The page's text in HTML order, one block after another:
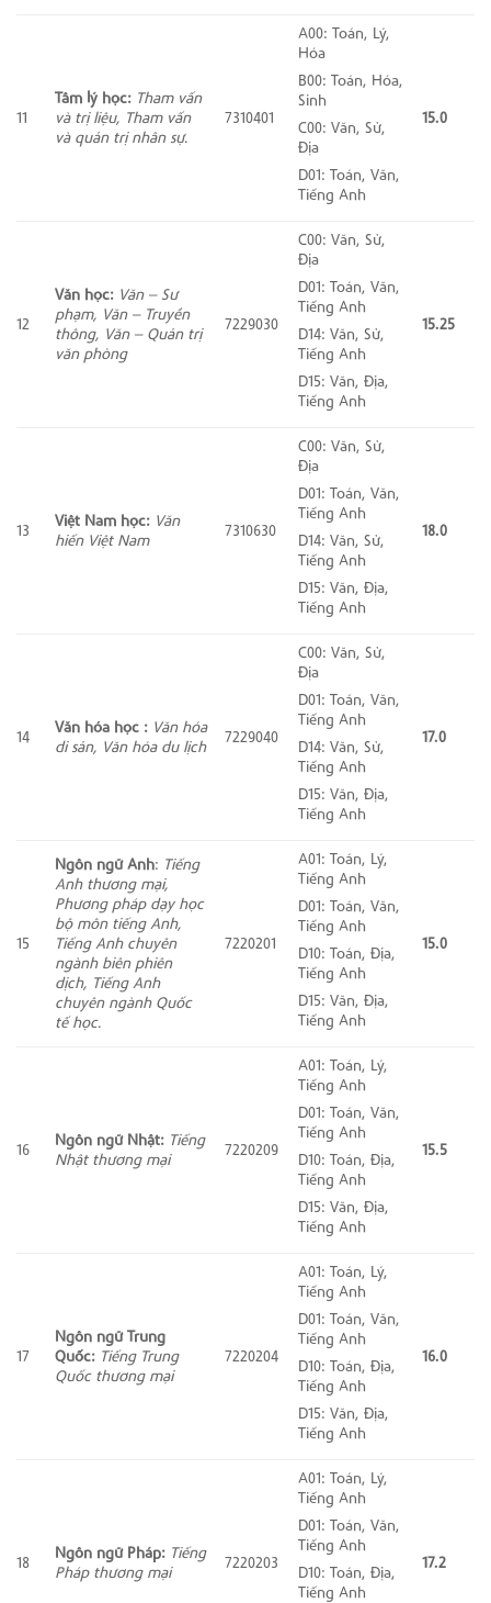
11
Tâm lý học: Tham vấn
và trị liệu, Tham vấn
và quản trị nhân sự.
7310401
A00: Toán, Lý,
Hóa
B00: Toán, Hóa,
Sinh
C00: Văn, Sử,
Địa
D01: Toán, Văn,
Tiếng Anh
15.0
12
Văn học: Văn – Sư
phạm, Văn – Truyền
thông, Văn – Quản trị
văn phòng
7229030
C00: Văn, Sử,
Địa
D01: Toán, Văn,
Tiếng Anh
D14: Văn, Sử,
Tiếng Anh
D15: Văn, Địa,
Tiếng Anh
15.25
13 Việt Nam học: Văn
hiến Việt Nam
7310630
C00: Văn, Sử,
Địa
D01: Toán, Văn,
Tiếng Anh
D14: Văn, Sử,
Tiếng Anh
D15: Văn, Địa,
Tiếng Anh
18.0
14 Văn hóa học : Văn hóa
di sản, Văn hóa du lịch
7229040
C00: Văn, Sử,
Địa
D01: Toán, Văn,
Tiếng Anh
D14: Văn, Sử,
Tiếng Anh
D15: Văn, Địa,
Tiếng Anh
17.0
15
Ngôn ngữ Anh: Tiếng
Anh thương mại,
Phương pháp dạy học
bộ môn tiếng Anh,
Tiếng Anh chuyên
ngành biên phiên
dịch, Tiếng Anh
chuyên ngành Quốc
tế học.
7220201
A01: Toán, Lý,
Tiếng Anh
D01: Toán, Văn,
Tiếng Anh
D10: Toán, Địa,
Tiếng Anh
D15: Văn, Địa,
Tiếng Anh
15.0
16 Ngôn ngữ Nhật: Tiếng
Nhật thương mại
7220209
A01: Toán, Lý,
Tiếng Anh
D01: Toán, Văn,
Tiếng Anh
D10: Toán, Địa,
Tiếng Anh
D15: Văn, Địa,
Tiếng Anh
15.5
17
Ngôn ngữ Trung
Quốc: Tiếng Trung
Quốc thương mại
7220204
A01: Toán, Lý,
Tiếng Anh
D01: Toán, Văn,
Tiếng Anh
D10: Toán, Địa,
Tiếng Anh
D15: Văn, Địa,
Tiếng Anh
16.0
18 Ngôn ngữ Pháp: Tiếng
Pháp thương mại
7220203
A01: Toán, Lý,
Tiếng Anh
D01: Toán, Văn,
Tiếng Anh
D10: Toán, Địa,
Tiếng Anh
17.2